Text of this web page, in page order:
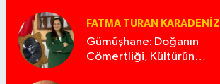
FATMA TURAN KARADENIZ
Gümüşhane: Doğanın
Cömertliği, Kültürün